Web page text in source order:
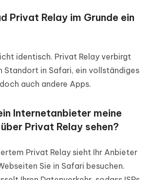
Privat Relay im Grunde ein
identisch. Privat Relay verbirgt
Standort in Safari, ein vollständiges
auch andere Apps.
Internetanbieter meine
Privat Relay sehen?
Privat Relay sieht Ihr Anbieter
Sie in Safari besuchen.